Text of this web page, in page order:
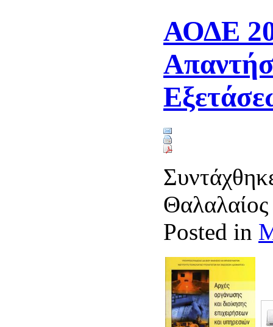
ΑΟΔΕ
Posted in